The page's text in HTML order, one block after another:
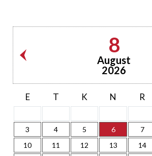
8
August
2026
E T K N R
3
4 5 6 7
10
11 12 13 14